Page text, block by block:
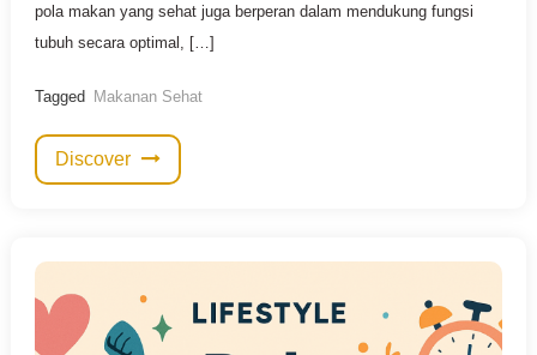
pola makan yang sehat juga berperan dalam mendukung fungsi
tubuh secara optimal, […]
Tagged Makanan Sehat
Discover